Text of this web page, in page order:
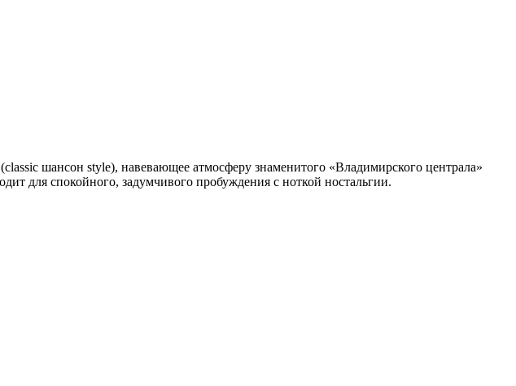
шансон style), навевающее атмосферу знаменитого «Владимирского централа»
для спокойного, задумчивого пробуждения с ноткой ностальгии.